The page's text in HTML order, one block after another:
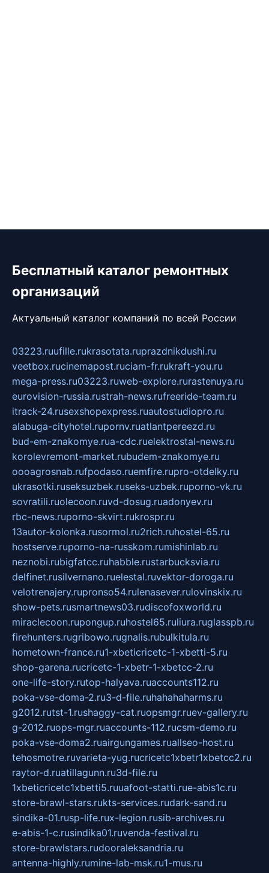
Бесплатный каталог ремонтных
организаций
Актуальный каталог компаний по всей России
03223.ruufille.rukrasotata.ruprazdnikdushi.ru
veetbox.rucinemapost.ruciam-fr.rukraft-you.ru
mega-press.ru03223.ruweb-explore.rurastenuya.ru
eurovision-russia.rustrah-news.rufreeride-team.ru
itrack-24.rusexshopexpress.ruautostudiopro.ru
alabuga-cityhotel.rupornv.ruatlantpereezd.ru
bud-em-znakomye.rua-cdc.ruelektrostal-news.ru
korolevremont-market.rubudem-znakomye.ru
oooagrosnab.rufpodaso.ruemfire.rupro-otdelky.ru
ukrasotki.ruseksuzbek.ruseks-uzbek.ruporno-vk.ru
sovratili.ruolecoon.ruvd-dosug.ruadonyev.ru
rbc-news.ruporno-skvirt.rukrospr.ru
13autor-kolonka.rusormol.ru2rich.ruhostel-65.ru
hostserve.ruporno-na-russkom.rumishinlab.ru
neznobi.rubigfatcc.ruhabble.rustarbucksvia.ru
delfinet.rusilvernano.ruelestal.ruvektor-doroga.ru
velotrenajery.rupronso54.rulenasever.rulovinskix.ru
show-pets.rusmartnews03.rudiscofoxworld.ru
miraclecoon.rupongup.ruhostel65.ruliura.ruglasspb.ru
firehunters.rugribowo.rugnalis.rubulkitula.ru
hometown-france.ru1-xbeticricetc-1-xbetti-5.ru
shop-garena.rucricetc-1-xbetr-1-xbetcc-2.ru
one-life-story.rutop-halyava.ruaccounts112.ru
poka-vse-doma-2.ru3-d-file.ruhahahaharms.ru
g2012.rutst-1.rushaggy-cat.ruopsmgr.ruev-gallery.ru
g-2012.ruops-mgr.ruaccounts-112.rucsm-demo.ru
poka-vse-doma2.ruairgungames.ruallseo-host.ru
tehosmotre.ruvarieta-yug.rucricetc1xbetr1xbetcc2.ru
raytor-d.ruatillagunn.ru3d-file.ru
1xbeticricetc1xbetti5.ruuafoot-statti.rue-abis1c.ru
store-brawl-stars.rukts-services.rudark-sand.ru
sindika-01.rusp-life.rux-legion.rusib-archives.ru
e-abis-1-c.rusindika01.ruvenda-festival.ru
store-brawlstars.rudooraleksandria.ru
antenna-highly.rumine-lab-msk.ru1-mus.ru